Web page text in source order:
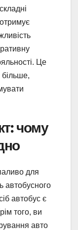
Це
чому
для
автобусного
автобус є
того, ви
авто